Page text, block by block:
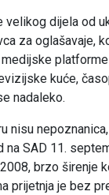
velikog dijela od
za oglašavaje,
kuće,
nadaleko.
nisu
na SAD 11.
brzo širenje
prijetnja je bez